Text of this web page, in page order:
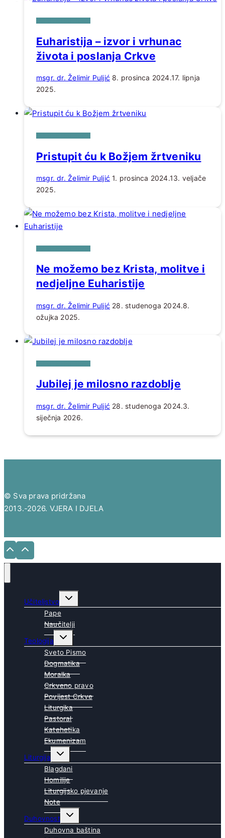
Euharistija – izvor i vrhunac
života i poslanja Crkve
msgr. dr. Želimir Puljić 8. prosinca 2024.17. lipnja
2025.
Pristupit ću k Božjem žrtveniku
msgr. dr. Želimir Puljić 1. prosinca 2024.13. veljače
2025.
Ne možemo bez Krista, molitve i
nedjeljne Euharistije
msgr. dr. Želimir Puljić 28. studenoga 2024.8.
ožujka 2025.
Jubilej je milosno razdoblje
msgr. dr. Želimir Puljić 28. studenoga 2024.3.
siječnja 2026.
© Sva prava pridržana
2013.-2026. VJERA I DJELA
Učiteljstvo
Toggle
child
Pape
Naučitelji
Teologija
Toggle
child
menu
Sveto Pismo
Dogmatika
Moralka
Crkveno pravo
Povijest Crkve
Liturgika
Pastoral
Katehetika
Ekumenizam
Liturgija
Toggle
child
menu
Blagdani
Homilije
Liturgijsko pjevanje
Note
Duhovnost
Toggle
child
menu
Duhovna baština